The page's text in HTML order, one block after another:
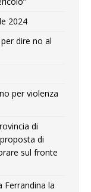
2024
dire no al
per violenza
di
di
sul fronte
Ferrandina la